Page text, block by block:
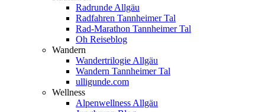
Radrunde Allgäu
Radfahren Tannheimer Tal
Rad-Marathon Tannheimer Tal
Oh Reiseblog
Wandern
Wandertrilogie Allgäu
Wandern Tannheimer Tal
ulligunde.com
Wellness
Alpenwellness Allgäu